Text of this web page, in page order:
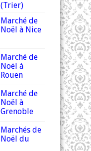
(Trier)
Marché de
Noël à Nice
Marché de
Noël à
Rouen
Marché de
Noël à
Grenoble
Marchés de
Noël du